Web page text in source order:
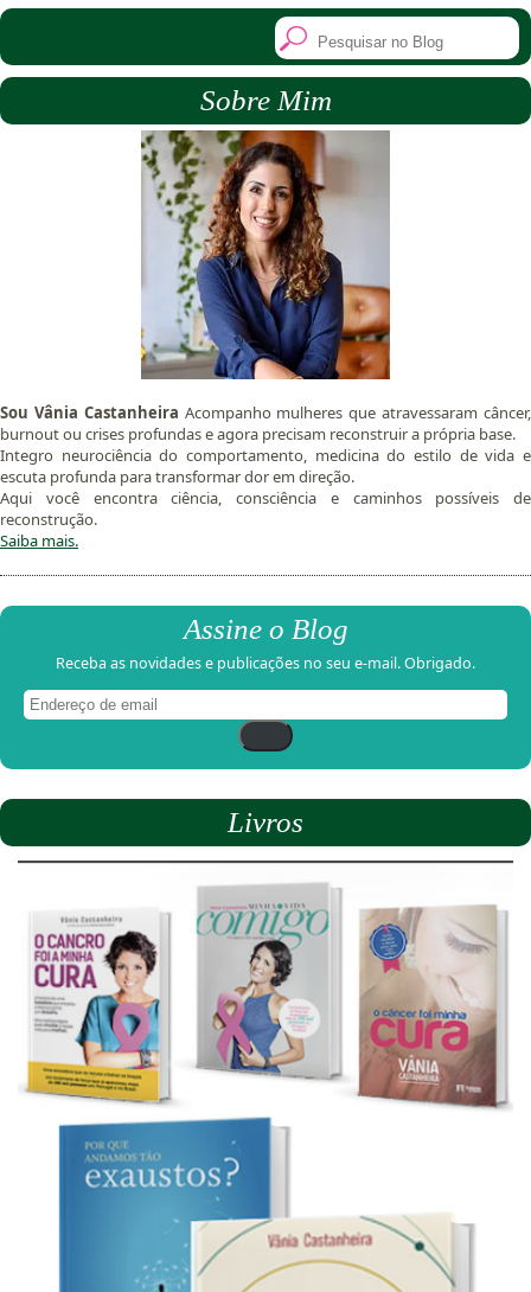
Sobre Mim
Sou Vânia Castanheira Acompanho mulheres que atravessaram câncer,
burnout ou crises profundas e agora precisam reconstruir a própria base.
Integro neurociência do comportamento, medicina do estilo de vida e
escuta profunda para transformar dor em direção.
Aqui você encontra ciência, consciência e caminhos possíveis de
reconstrução.
Saiba mais.
Assine o Blog
Receba as novidades e publicações no seu e-mail. Obrigado.
de
email
Livros